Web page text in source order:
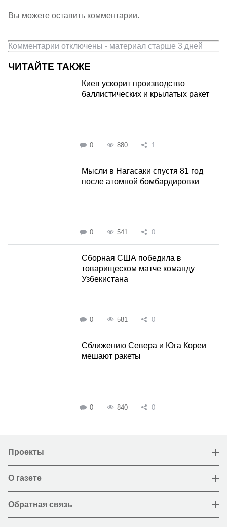
Вы можете оставить комментарии.
Комментарии отключены - материал старше 3 дней
ЧИТАЙТЕ ТАКЖЕ
Киев ускорит производство
баллистических и крылатых ракет
0 880 1
Мысли в Нагасаки спустя 81 год
после атомной бомбардировки
0 541 0
Сборная США победила в
товарищеском матче команду
Узбекистана
0 581 0
Сближению Севера и Юга Кореи
мешают ракеты
0 840 0
Проекты
О газете
Обратная связь